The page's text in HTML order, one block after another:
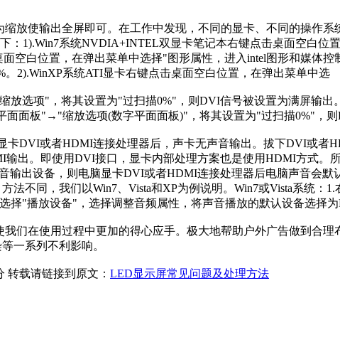
使输出全屏即可。在工作中发现，不同的显卡、不同的操作系
：1).Win7系统NVDIA+INTEL双显卡笔记本右键点击桌面空白
空白位置，在弹出菜单中选择"图形属性，进入intel图形和媒体
2).WinXP系统ATI显卡右键点击桌面空白位置，在弹出菜单中选
项"，将其设置为"过扫描0%"，则DVI信号被设置为满屏输出
面板"→"缩放选项(数字平面面板)"，将其设置为"过扫描0%"，则
或者HDMI连接处理器后，声卡无声音输出。拔下DVI或者
出。即使用DVI接口，显卡内部处理方案也是使用HDMI方式。
出设备，则电脑显卡DVI或者HDMI连接处理器后电脑声音会默
不同，我们以Win7、Vista和XP为例说明。Win7或Vista系统：
"播放设备"，选择调整音频属性，将声音播放的默认设备选择为
在使用过程中更加的得心应手。极大地帮助户外广告做到合理
一系列不利影响。
转载请链接到原文： LED显示屏常见问题及处理方法